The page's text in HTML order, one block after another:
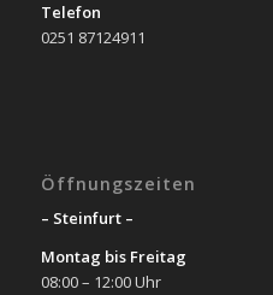
Telefon
0251 87124911
Öffnungszeiten
– Steinfurt –
Montag bis Freitag
08:00 – 12:00 Uhr